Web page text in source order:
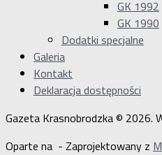
GK 1992
GK 1990
Dodatki specjalne
Galeria
Kontakt
Deklaracja dostępności
Gazeta Krasnobrodzka © 2026.
Oparte na - Zaprojektowany z